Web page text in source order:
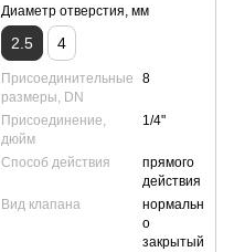
Диаметр отверстия, мм
2.5 4
Присоединительные
размеры, DN
8
Присоединение,
дюйм
1/4"
Способ действия
прямого
действия
Вид клапана
нормальн
о
закрытый